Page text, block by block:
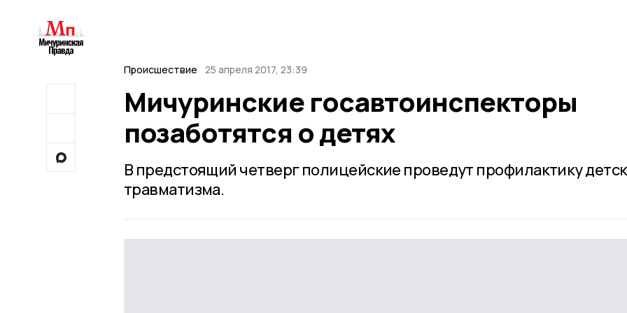
Происшествие 25 апреля 2017, 23:39
Мичуринские госавтоинспекторы
позаботятся о детях
В предстоящий четверг полицейские проведут профилактику
травматизма.